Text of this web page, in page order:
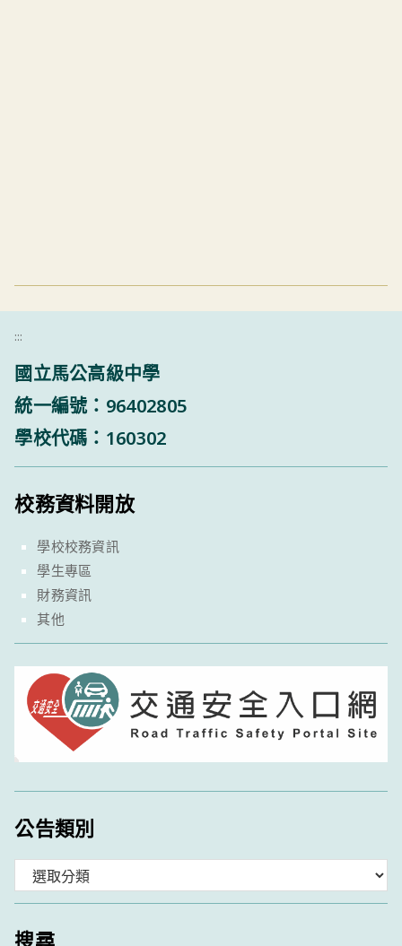
:::
國立馬公高級中學
統一編號：96402805
學校代碼：160302
校務資料開放
學校校務資訊
學生專區
財務資訊
其他
公告類別
類
搜尋